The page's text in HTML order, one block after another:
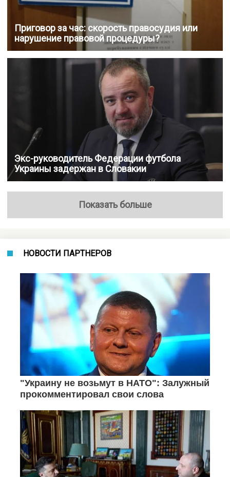
Приговор за час: скорость правосудия или
нарушение правовой процедуры?
Экс-руководитель Федерации футбола
Украины задержан в Словакии
Показать больше
НОВОСТИ ПАРТНЕРОВ